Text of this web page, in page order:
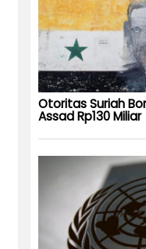
Otoritas Suriah
Assad Rp130 Miliar